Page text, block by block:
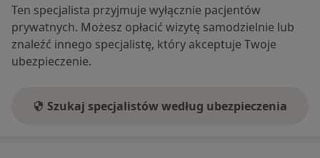
Ten specjalista przyjmuje wyłącznie pacjentów
prywatnych. Możesz opłacić wizytę samodzielnie lub
znaleźć innego specjalistę, który akceptuje Twoje
ubezpieczenie.
Szukaj specjalistów według ubezpieczenia